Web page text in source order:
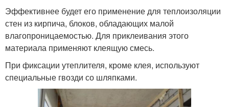
Эффективнее будет его применение для теплоизоляции
стен из кирпича, блоков, обладающих малой
влагопроницаемостью. Для приклеивания этого
материала применяют клеящую смесь.
При фиксации утеплителя, кроме клея, используют
специальные гвозди со шляпками.